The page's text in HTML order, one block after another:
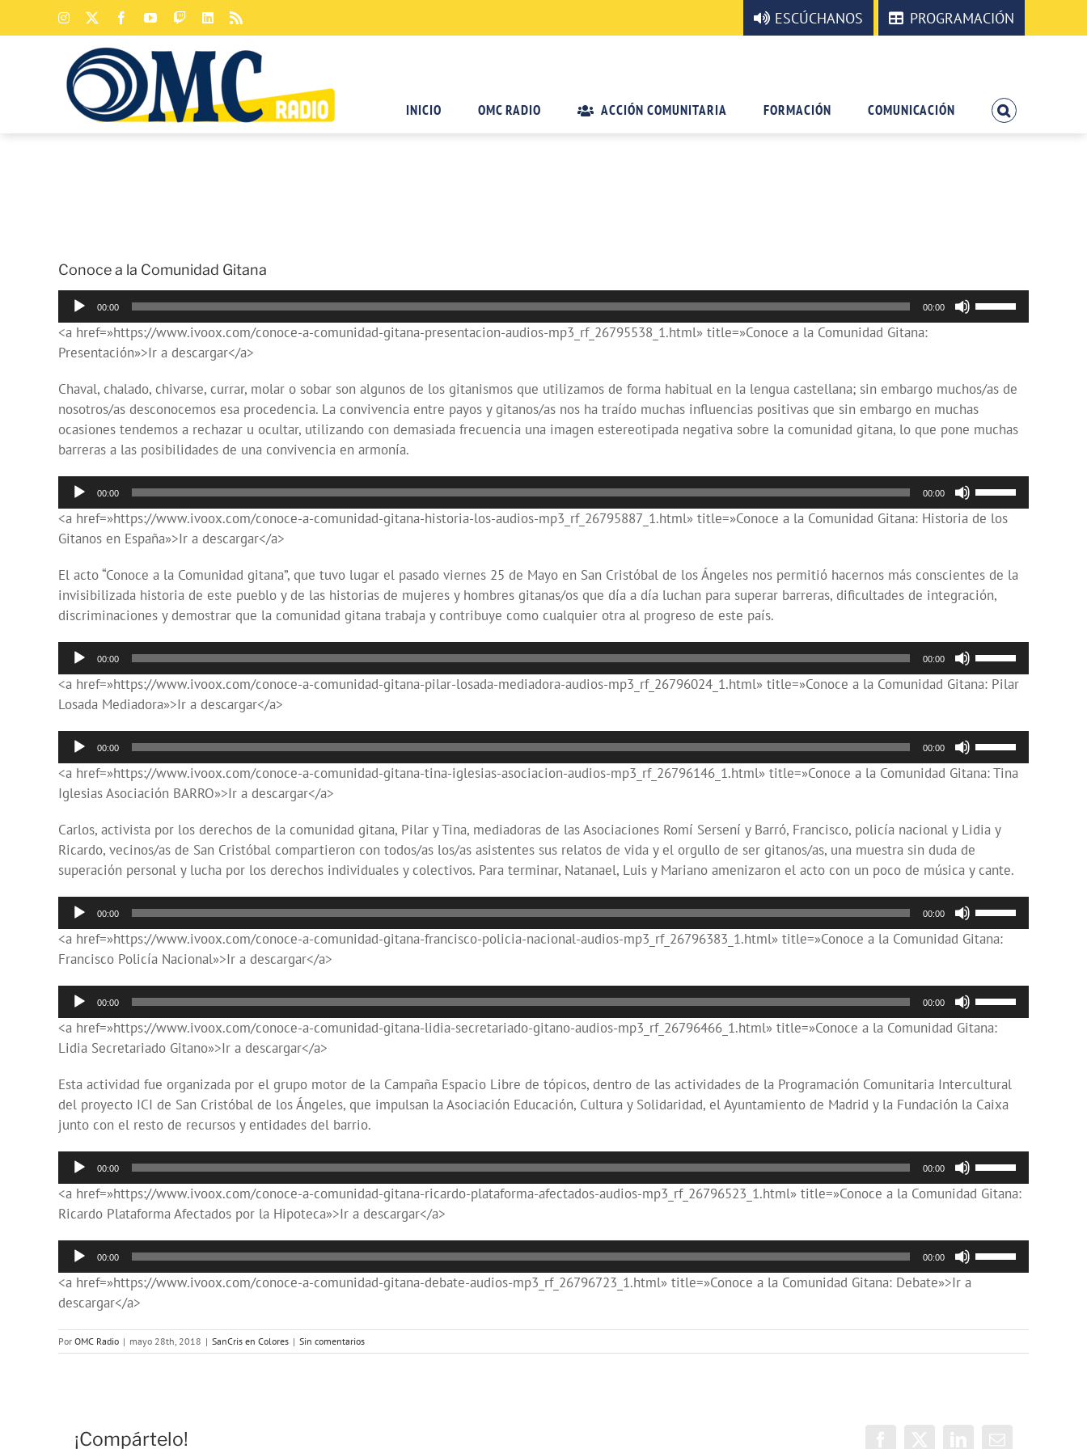
Instagram FacebookYouTube
TwitchLinkedIn ESCÚCHANOS PROGRAMACIÓN
INICIO OMC RADIO ACCIÓN COMUNITARIA FORMACIÓN COMUNICACIÓN
Conoce a la Comunidad Gitana
Reproductor
de
audio
00:00 00:00
Utiliza
las
flecha
arriba/abajo
para
disminuir
volumen.
<a href=»https://www.ivoox.com/conoce-a-comunidad-gitana-presentacion-audios-mp3_rf_26795538_1.html» title=»Conoce a la Comunidad Gitana:
Presentación»>Ir a descargar</a>
Chaval, chalado, chivarse, currar, molar o sobar son algunos de los gitanismos que utilizamos de forma habitual en la lengua castellana; sin embargo muchos/as de
nosotros/as desconocemos esa procedencia. La convivencia entre payos y gitanos/as nos ha traído muchas influencias positivas que sin embargo en muchas
ocasiones tendemos a rechazar u ocultar, utilizando con demasiada frecuencia una imagen estereotipada negativa sobre la comunidad gitana, lo que pone muchas
barreras a las posibilidades de una convivencia en armonía.
Reproductor
de
audio
00:00 00:00
Utiliza
las
teclas
flecha
arriba/abajo
para
o
el
<a href=»https://www.ivoox.com/conoce-a-comunidad-gitana-historia-los-audios-mp3_rf_26795887_1.html» title=»Conoce a la Comunidad Gitana: Historia de los
Gitanos en España»>Ir a descargar</a>
El acto “Conoce a la Comunidad gitana”, que tuvo lugar el pasado viernes 25 de Mayo en San Cristóbal de los Ángeles nos permitió hacernos más conscientes de la
invisibilizada historia de este pueblo y de las historias de mujeres y hombres gitanas/os que día a día luchan para superar barreras, dificultades de integración,
discriminaciones y demostrar que la comunidad gitana trabaja y contribuye como cualquier otra al progreso de este país.
Reproductor
de
audio
00:00 00:00
Utiliza
las
teclas
flecha
arriba/abajo
para
disminuir
volumen.
<a href=»https://www.ivoox.com/conoce-a-comunidad-gitana-pilar-losada-mediadora-audios-mp3_rf_26796024_1.html» title=»Conoce a la Comunidad Gitana: Pilar
Losada Mediadora»>Ir a descargar</a>
Reproductor
de
audio
00:00 00:00
Utiliza
las
teclas
flecha
arriba/abajo
o
el
<a href=»https://www.ivoox.com/conoce-a-comunidad-gitana-tina-iglesias-asociacion-audios-mp3_rf_26796146_1.html» title=»Conoce a la Comunidad Gitana: Tina
Iglesias Asociación BARRO»>Ir a descargar</a>
Carlos, activista por los derechos de la comunidad gitana, Pilar y Tina, mediadoras de las Asociaciones Romí Sersení y Barró, Francisco, policía nacional y Lidia y
Ricardo, vecinos/as de San Cristóbal compartieron con todos/as los/as asistentes sus relatos de vida y el orgullo de ser gitanos/as, una muestra sin duda de
superación personal y lucha por los derechos individuales y colectivos. Para terminar, Natanael, Luis y Mariano amenizaron el acto con un poco de música y cante.
Reproductor
de
audio
00:00 00:00
Utiliza
las
teclas
flecha
arriba/abajo
para
disminuir
el
<a href=»https://www.ivoox.com/conoce-a-comunidad-gitana-francisco-policia-nacional-audios-mp3_rf_26796383_1.html» title=»Conoce a la Comunidad Gitana:
Francisco Policía Nacional»>Ir a descargar</a>
Reproductor
de
audio
00:00 00:00
Utiliza
las
teclas
flecha
arriba/abajo
o
el
<a href=»https://www.ivoox.com/conoce-a-comunidad-gitana-lidia-secretariado-gitano-audios-mp3_rf_26796466_1.html» title=»Conoce a la Comunidad Gitana:
Lidia Secretariado Gitano»>Ir a descargar</a>
Esta actividad fue organizada por el grupo motor de la Campaña Espacio Libre de tópicos, dentro de las actividades de la Programación Comunitaria Intercultural
del proyecto ICI de San Cristóbal de los Ángeles, que impulsan la Asociación Educación, Cultura y Solidaridad, el Ayuntamiento de Madrid y la Fundación la Caixa
junto con el resto de recursos y entidades del barrio.
Reproductor
de
audio
00:00 00:00
Utiliza
las
teclas
flecha
arriba/abajo
<a href=»https://www.ivoox.com/conoce-a-comunidad-gitana-ricardo-plataforma-afectados-audios-mp3_rf_26796523_1.html» title=»Conoce a la Comunidad Gitana:
Ricardo Plataforma Afectados por la Hipoteca»>Ir a descargar</a>
Reproductor
de
audio
00:00 00:00
Utiliza
las
flecha
arriba/abajo
<a href=»https://www.ivoox.com/conoce-a-comunidad-gitana-debate-audios-mp3_rf_26796723_1.html» title=»Conoce a la Comunidad Gitana: Debate»>Ir a
descargar</a>
Por OMC Radio | mayo 28th, 2018 | SanCris en Colores | Sin comentarios
¡Compártelo!